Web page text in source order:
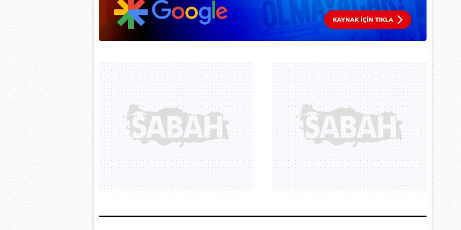
mevzuata uygun olarak kullanılan çerezlerle ilgili bilgi almak için lütfentıklayınız